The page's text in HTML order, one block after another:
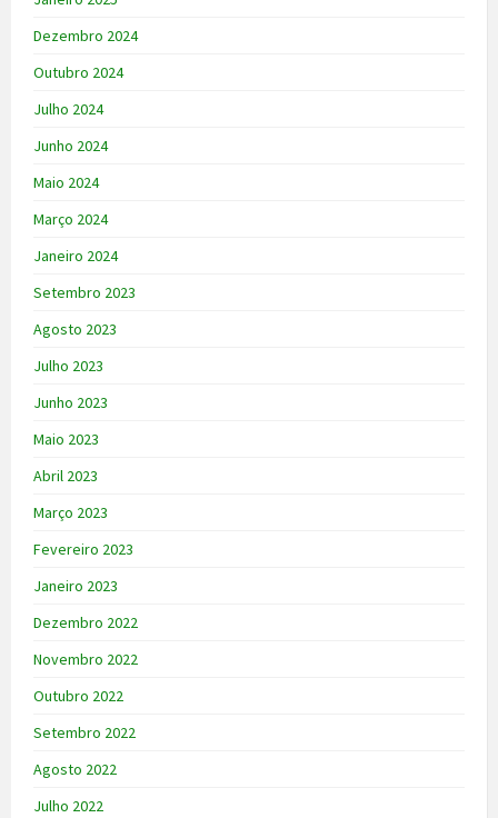
Dezembro 2024
Outubro 2024
Julho 2024
Junho 2024
Maio 2024
Março 2024
Janeiro 2024
Setembro 2023
Agosto 2023
Julho 2023
Junho 2023
Maio 2023
Abril 2023
Março 2023
Fevereiro 2023
Janeiro 2023
Dezembro 2022
Novembro 2022
Outubro 2022
Setembro 2022
Agosto 2022
Julho 2022